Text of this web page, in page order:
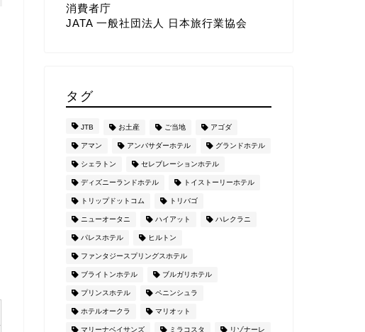
消費者庁
JATA 一般社団法人 日本旅行業協会
タグ
JTB お土産 ご当地 アゴダ
アマン アンバサダーホテル グランドホテル
シェラトン セレブレーションホテル
ディズニーランドホテル トイストーリーホテル
トリップドットコム トリバゴ
ニューオータニ ハイアット ハレクラニ
パレスホテル ヒルトン
ファンタジースプリングスホテル
ブライトンホテル ブルガリホテル
プリンスホテル ペニンシュラ
ホテルオークラ マリオット
マリーナベイサンズ ミラコスタ リゾナーレ